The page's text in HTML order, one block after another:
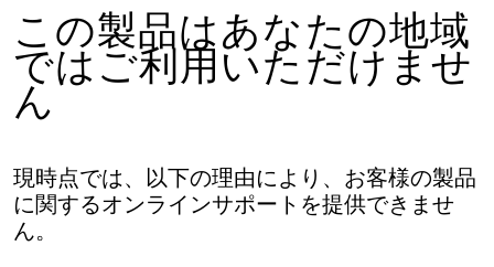
この製品はあなたの地域
ではご利用いただけませ
ん
現時点では、以下の理由により、お客様の製品
に関するオンラインサポートを提供できませ
ん。